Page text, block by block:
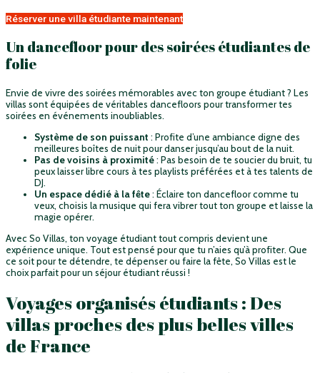
Réserver une villa étudiante maintenant
Un dancefloor pour des soirées étudiantes de
folie
Envie de vivre des soirées mémorables avec ton groupe étudiant ? Les
villas sont équipées de véritables dancefloors pour transformer tes
soirées en événements inoubliables.
Système de son puissant : Profite d’une ambiance digne des
meilleures boîtes de nuit pour danser jusqu’au bout de la nuit.
Pas de voisins à proximité: Pas besoin de te soucier du bruit, tu
peux laisser libre cours à tes playlists préférées et à tes talents de
DJ.
Un espace dédié à la fête: Éclaire ton dancefloor comme tu
veux, choisis la musique qui fera vibrer tout ton groupe et laisse la
magie opérer.
Avec So Villas, ton voyage étudiant tout compris devient une
expérience unique. Tout est pensé pour que tu n’aies qu’à profiter. Que
ce soit pour te détendre, te dépenser ou faire la fête, So Villas est le
choix parfait pour un séjour étudiant réussi !
Voyages organisés étudiants : Des
villas proches des plus belles villes
de France